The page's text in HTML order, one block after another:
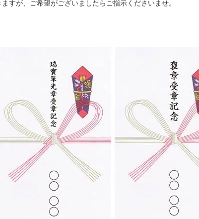
目的の通知、個人情報の内容が事実に反する場合等に
３．個人情報の取扱いに関するご相談・苦情について
当社の個人情報の取扱いに関するご相談や苦情等のお
わせについては、下記の窓口までご連絡いただきます
お願い申し上げます。
［個人情報についてのお問い合わせ先］
株式会社岩崎 総務部 苦情・相談窓口（個人情報保
者代理）
電話：03-5604-8311 E-mail：info@iwskco.jp
受付時間：月~金 午前9時~午後5時（年末・年始・土
を除く）
規約制定日：平成23年
規約改定日：平成29年
すが、ご希望がございましたらご指示くださいませ。